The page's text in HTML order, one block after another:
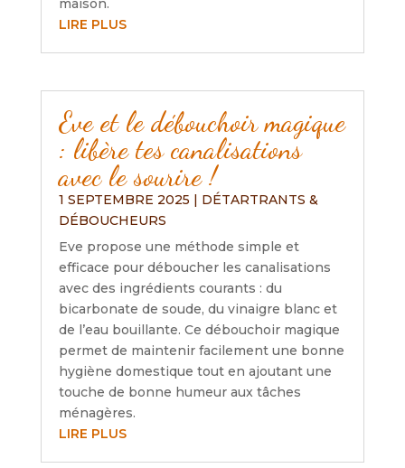
maison.
LIRE PLUS
Eve et le débouchoir magique
: libère tes canalisations
avec le sourire !
1 SEPTEMBRE 2025
DÉTARTRANTS &
DÉBOUCHEURS
Eve propose une méthode simple et
efficace pour déboucher les canalisations
avec des ingrédients courants : du
bicarbonate de soude, du vinaigre blanc et
de l’eau bouillante. Ce débouchoir magique
permet de maintenir facilement une bonne
hygiène domestique tout en ajoutant une
touche de bonne humeur aux tâches
ménagères.
LIRE PLUS